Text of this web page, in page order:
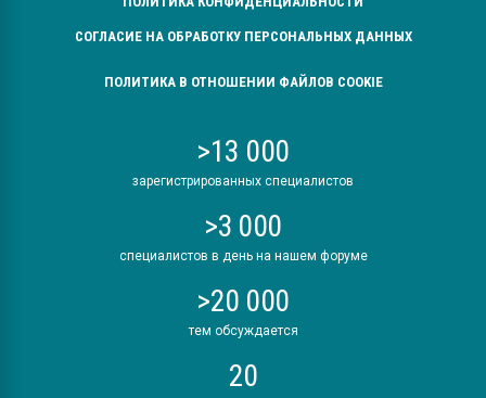
СОГЛАСИЕ НА ОБРАБОТКУ ПЕРСОНАЛЬНЫХ ДАННЫХ
ПОЛИТИКА В ОТНОШЕНИИ ФАЙЛОВ COOKIE
>13 000
зарегистрированных специалистов
>3 000
специалистов в день на нашем форуме
>20 000
тем обсуждается
20